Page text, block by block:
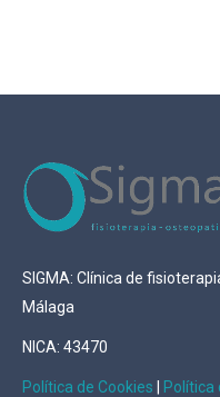
SIGMA: Clínica de
Málaga
NICA: 43470
Política de Cookies Política